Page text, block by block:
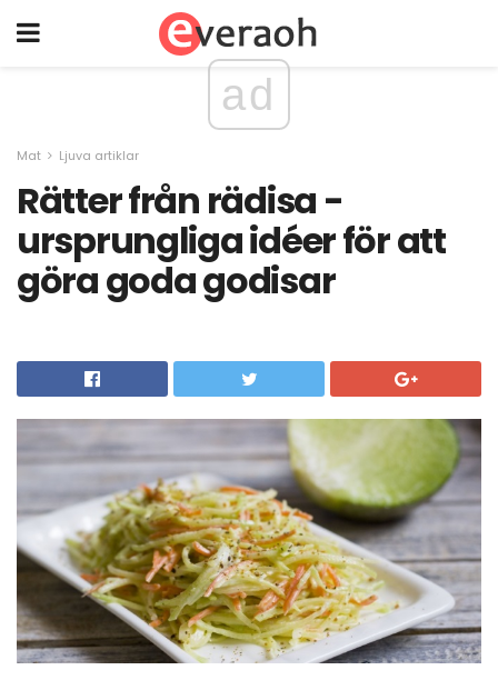
ad
Mat Ljuva artiklar
Rätter från rädisa -
ursprungliga idéer för att
göra goda godisar